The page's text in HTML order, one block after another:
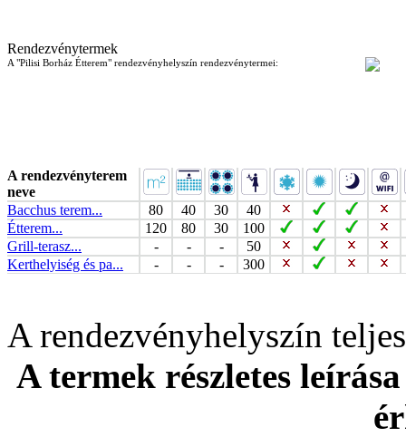
Rendezvénytermek
A "Pilisi Borház Étterem" rendezvényhelyszín rendezvénytermei:
A rendezvényterem
neve
Bacchus terem...
80 40 30
40
Étterem...
120 80 30
100
Grill-terasz...
- - -
50
Kerthelyiség és pa...
- - - 300
A rendezvényhelyszín
A termek részletes